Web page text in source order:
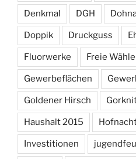
Denkmal DGH
Doppik Druckguss
Fluorwerke Freie
Gewerbeflächen
Goldener Hirsch
Haushalt 2015
Investitionen